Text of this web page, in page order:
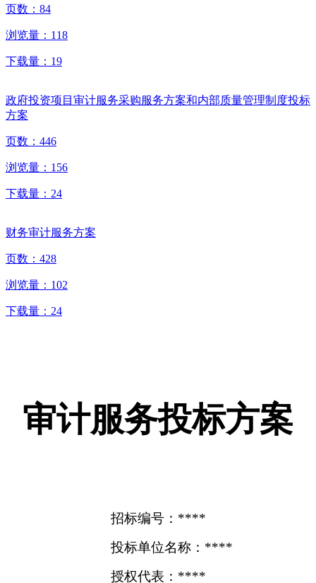
页数： 84
浏览量： 118
下载量： 19
政府投资项目审计服务采购服务方案和内部质量管理制度投标
方案
页数： 446
浏览量： 156
下载量： 24
财务审计服务方案
页数： 428
浏览量： 102
下载量： 24
审计服务投标方案
招标编号：****
投标单位名称：****
授权代表：****